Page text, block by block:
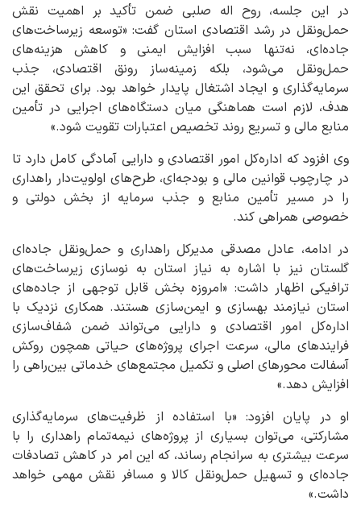
در این جلسه، روح اله صلبی ضمن تأکید بر اهمیت نقش
حمل‌ونقل در رشد اقتصادی استان گفت: «توسعه زیرساخت‌های
جاده‌ای، نه‌تنها سبب افزایش ایمنی و کاهش هزینه‌های
حمل‌ونقل می‌شود، بلکه زمینه‌ساز رونق اقتصادی، جذب
سرمایه‌گذاری و ایجاد اشتغال پایدار خواهد بود. برای تحقق این
هدف، لازم است هماهنگی میان دستگاه‌های اجرایی در تأمین
منابع مالی و تسریع روند تخصیص اعتبارات تقویت شود.»
وی افزود که اداره‌کل امور اقتصادی و دارایی آمادگی کامل دارد تا
در چارچوب قوانین مالی و بودجه‌ای، طرح‌های اولویت‌دار راهداری
را در مسیر تأمین منابع و جذب سرمایه از بخش دولتی و
خصوصی همراهی کند.
در ادامه، عادل مصدقی مدیرکل راهداری و حمل‌ونقل جاده‌ای
گلستان نیز با اشاره به نیاز استان به نوسازی زیرساخت‌های
ترافیکی اظهار داشت: «امروزه بخش قابل توجهی از جاده‌های
استان نیازمند بهسازی و ایمن‌سازی هستند. همکاری نزدیک با
اداره‌کل امور اقتصادی و دارایی می‌تواند ضمن شفاف‌سازی
فرایندهای مالی، سرعت اجرای پروژه‌های حیاتی همچون روکش
آسفالت محورهای اصلی و تکمیل مجتمع‌های خدماتی بین‌راهی را
افزایش دهد.»
او در پایان افزود: «با استفاده از ظرفیت‌های سرمایه‌گذاری
مشارکتی، می‌توان بسیاری از پروژه‌های نیمه‌تمام راهداری را با
سرعت بیشتری به سرانجام رساند، که این امر در کاهش تصادفات
جاده‌ای و تسهیل حمل‌ونقل کالا و مسافر نقش مهمی خواهد
داشت.»